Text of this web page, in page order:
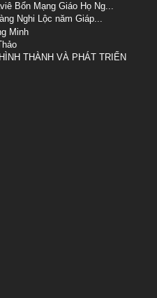
Bổn Mạng Giáo Họ Ng...
Nghi Lộc năm Giáp...
Minh
THÀNH VÀ PHÁT TRIỂN